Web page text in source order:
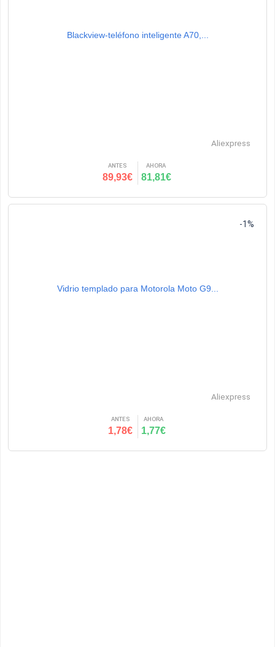
Blackview-teléfono inteligente A70,...
Aliexpress
ANTES
89,93€
AHORA
81,81€
Vidrio templado para Motorola Moto G9...
Aliexpress
ANTES
1,78€
AHORA
1,77€
-1%